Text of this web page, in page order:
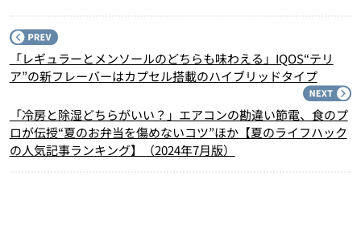
「レギュラーとメンソールのどちらも味わえる」IQOS“テリ
ア”の新フレーバーはカプセル搭載のハイブリッドタイプ
「冷房と除湿どちらがいい？」エアコンの勘違い節電、食のプ
ロが伝授“夏のお弁当を傷めないコツ”ほか【夏のライフハック
の人気記事ランキング】（2024年7月版）